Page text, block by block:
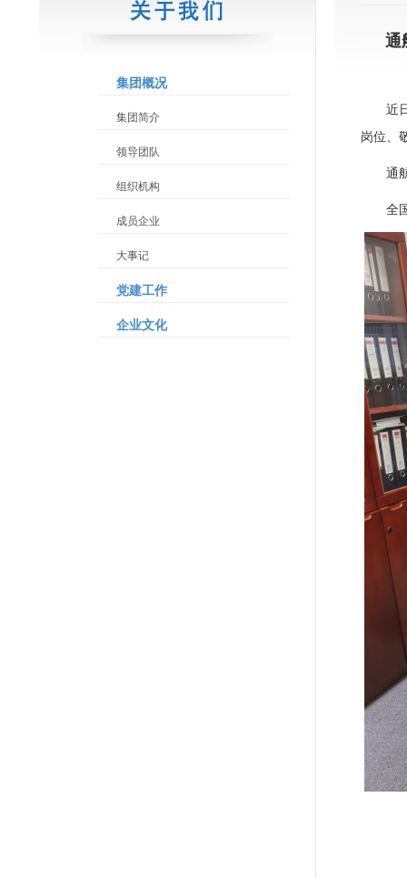
集团概况
集团简介
领导团队
组织机构
成员企业
大事记
党建工作
企业文化
通
近
岗位、
通
全